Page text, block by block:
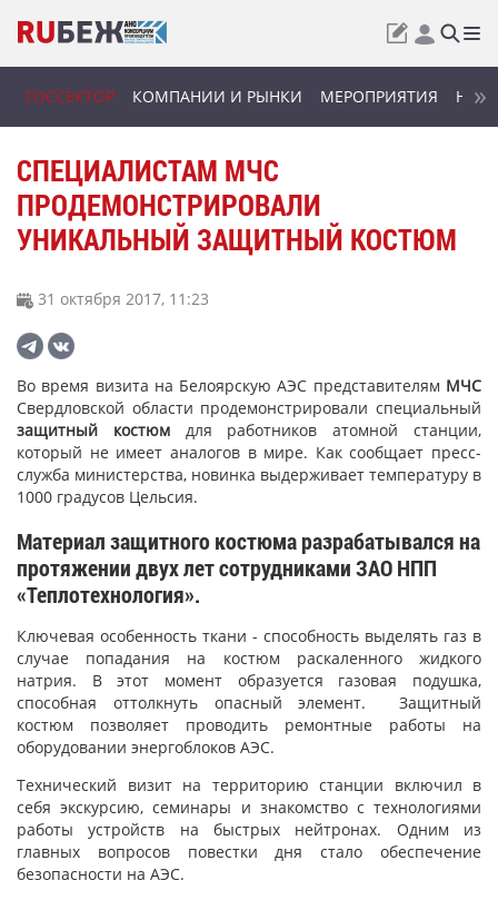
ГОССЕКТОР КОМПАНИИ И РЫНКИ МЕРОПРИЯТИЯ
СПЕЦИАЛИСТАМ МЧС
ПРОДЕМОНСТРИРОВАЛИ
УНИКАЛЬНЫЙ ЗАЩИТНЫЙ КОСТЮМ
31 октября 2017, 11:23
Во время визита на Белоярскую АЭС представителям МЧС
Свердловской области продемонстрировали специальный
защитный костюмдля работников атомной станции,
который не имеет аналогов в мире. Как сообщает пресс-
служба министерства, новинка выдерживает температуру в
1000 градусов Цельсия.
Материал защитного костюма разрабатывался на
протяжении двух лет сотрудниками ЗАО НПП
«Теплотехнология».
Ключевая особенность ткани - способность выделять газ в
случае попадания на костюм раскаленного жидкого
натрия. В этот момент образуется газовая подушка,
способная оттолкнуть опасный элемент. Защитный
костюм позволяет проводить ремонтные работы на
оборудовании энергоблоков АЭС.
Технический визит на территорию станции включил в
себя экскурсию, семинары и знакомство с технологиями
работы устройств на быстрых нейтронах. Одним из
главных вопросов повестки дня стало обеспечение
безопасности на АЭС.